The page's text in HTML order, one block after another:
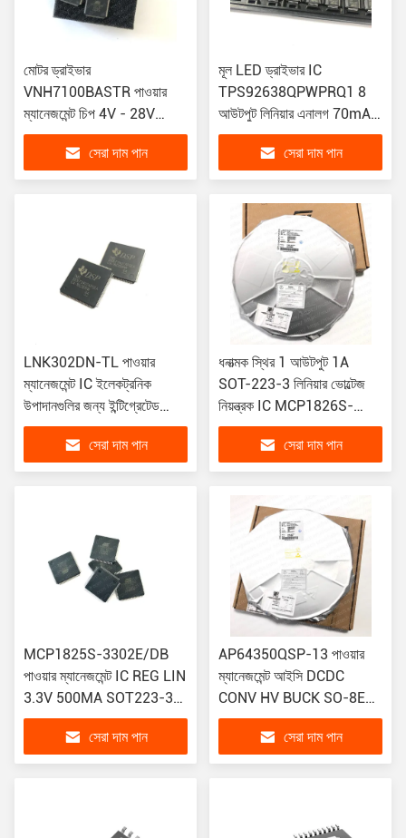
মোটর ড্রাইভার
VNH7100BASTR পাওয়ার
ম্যানেজমেন্ট চিপ 4V - 28V
16SO PWM এবং পাওয়ার
MOSFET সহসেরা দাম পান
মূল LED ড্রাইভার IC
TPS92638QPWPRQ1 8
আউটপুট লিনিয়ার এনালগ 70mA
20-HTSSOP PWM ডিমিং
সেরা দাম পান
LNK302DN-TL পাওয়ার
ম্যানেজমেন্ট IC ইলেকট্রনিক
উপাদানগুলির জন্য ইন্টিগ্রেটেড
সার্কিট
সেরা দাম পান
ধনাত্মক স্থির 1 আউটপুট 1A
SOT-223-3 লিনিয়ার ভোল্টেজ
নিয়ন্ত্রক IC MCP1826S-
3302E/DB
সেরা দাম পান
MCP1825S-3302E/DB
পাওয়ার ম্যানেজমেন্ট IC REG LIN
3.3V 500MA SOT223-3
লিনিয়ার ভোল্টেজ রেগুলেটর মূল
সেরা দাম পান
AP64350QSP-13 পাওয়ার
ম্যানেজমেন্ট আইসি DCDC
CONV HV BUCK SO-8EP
T R 4K পজিটিভ অ্যাডজাস্টেবল
0.8V 1 আউটপুট 3.5A 8-
SOIC
সেরা দাম পান